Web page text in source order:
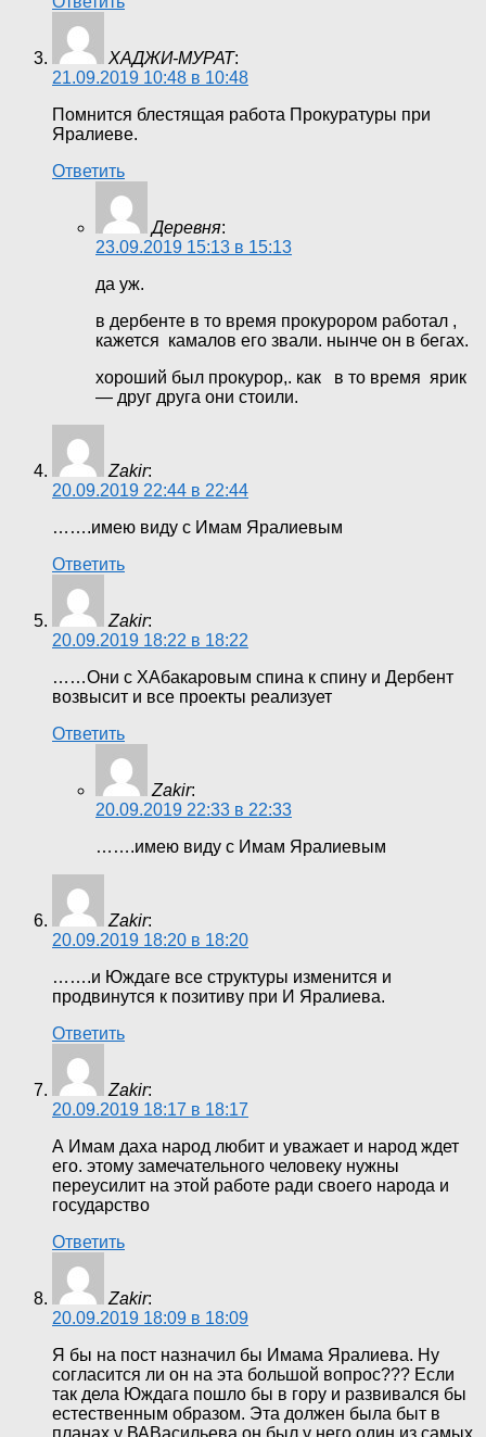
ХАДЖИ-МУРАТ:
21.09.2019 10:48 в 10:48
Помнится блестящая работа Прокуратуры при
Яралиеве.
Ответить
Деревня:
23.09.2019 15:13 в 15:13
да уж.
в дербенте в то время прокурором работал ,
кажется камалов его звали. нынче он в бегах.
хороший был прокурор,. как в то время ярик
— друг друга они стоили.
Zakir:
20.09.2019 22:44 в 22:44
…….имею виду с Имам Яралиевым
Ответить
Zakir:
20.09.2019 18:22 в 18:22
……Они с ХАбакаровым спина к спину и Дербент
возвысит и все проекты реализует
Ответить
Zakir:
20.09.2019 22:33 в 22:33
…….имею виду с Имам Яралиевым
Zakir:
20.09.2019 18:20 в 18:20
…….и Юждаге все структуры изменится и
продвинутся к позитиву при И Яралиева.
Ответить
Zakir:
20.09.2019 18:17 в 18:17
А Имам даха народ любит и уважает и народ ждет
его. этому замечательного человеку нужны
переусилит на этой работе ради своего народа и
государство
Ответить
Zakir:
20.09.2019 18:09 в 18:09
Я бы на пост назначил бы Имама Яралиева. Ну
согласится ли он на эта большой вопрос??? Если
так дела Юждага пошло бы в гору и развивался бы
естественным образом. Эта должен была быт в